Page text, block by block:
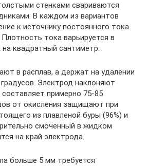
стенками свариваются
В каждом из вариантов
к источнику постоянного тока
тока варьируется в
квадратный сантиметр.
в расплав, а держат на удалении
Электрод наклоняют
составляет примерно 75-85
от окисления защищают при
из плавленой буры (96%) и
смоченный в жидком
на край электрода.
больше 5 мм требуется